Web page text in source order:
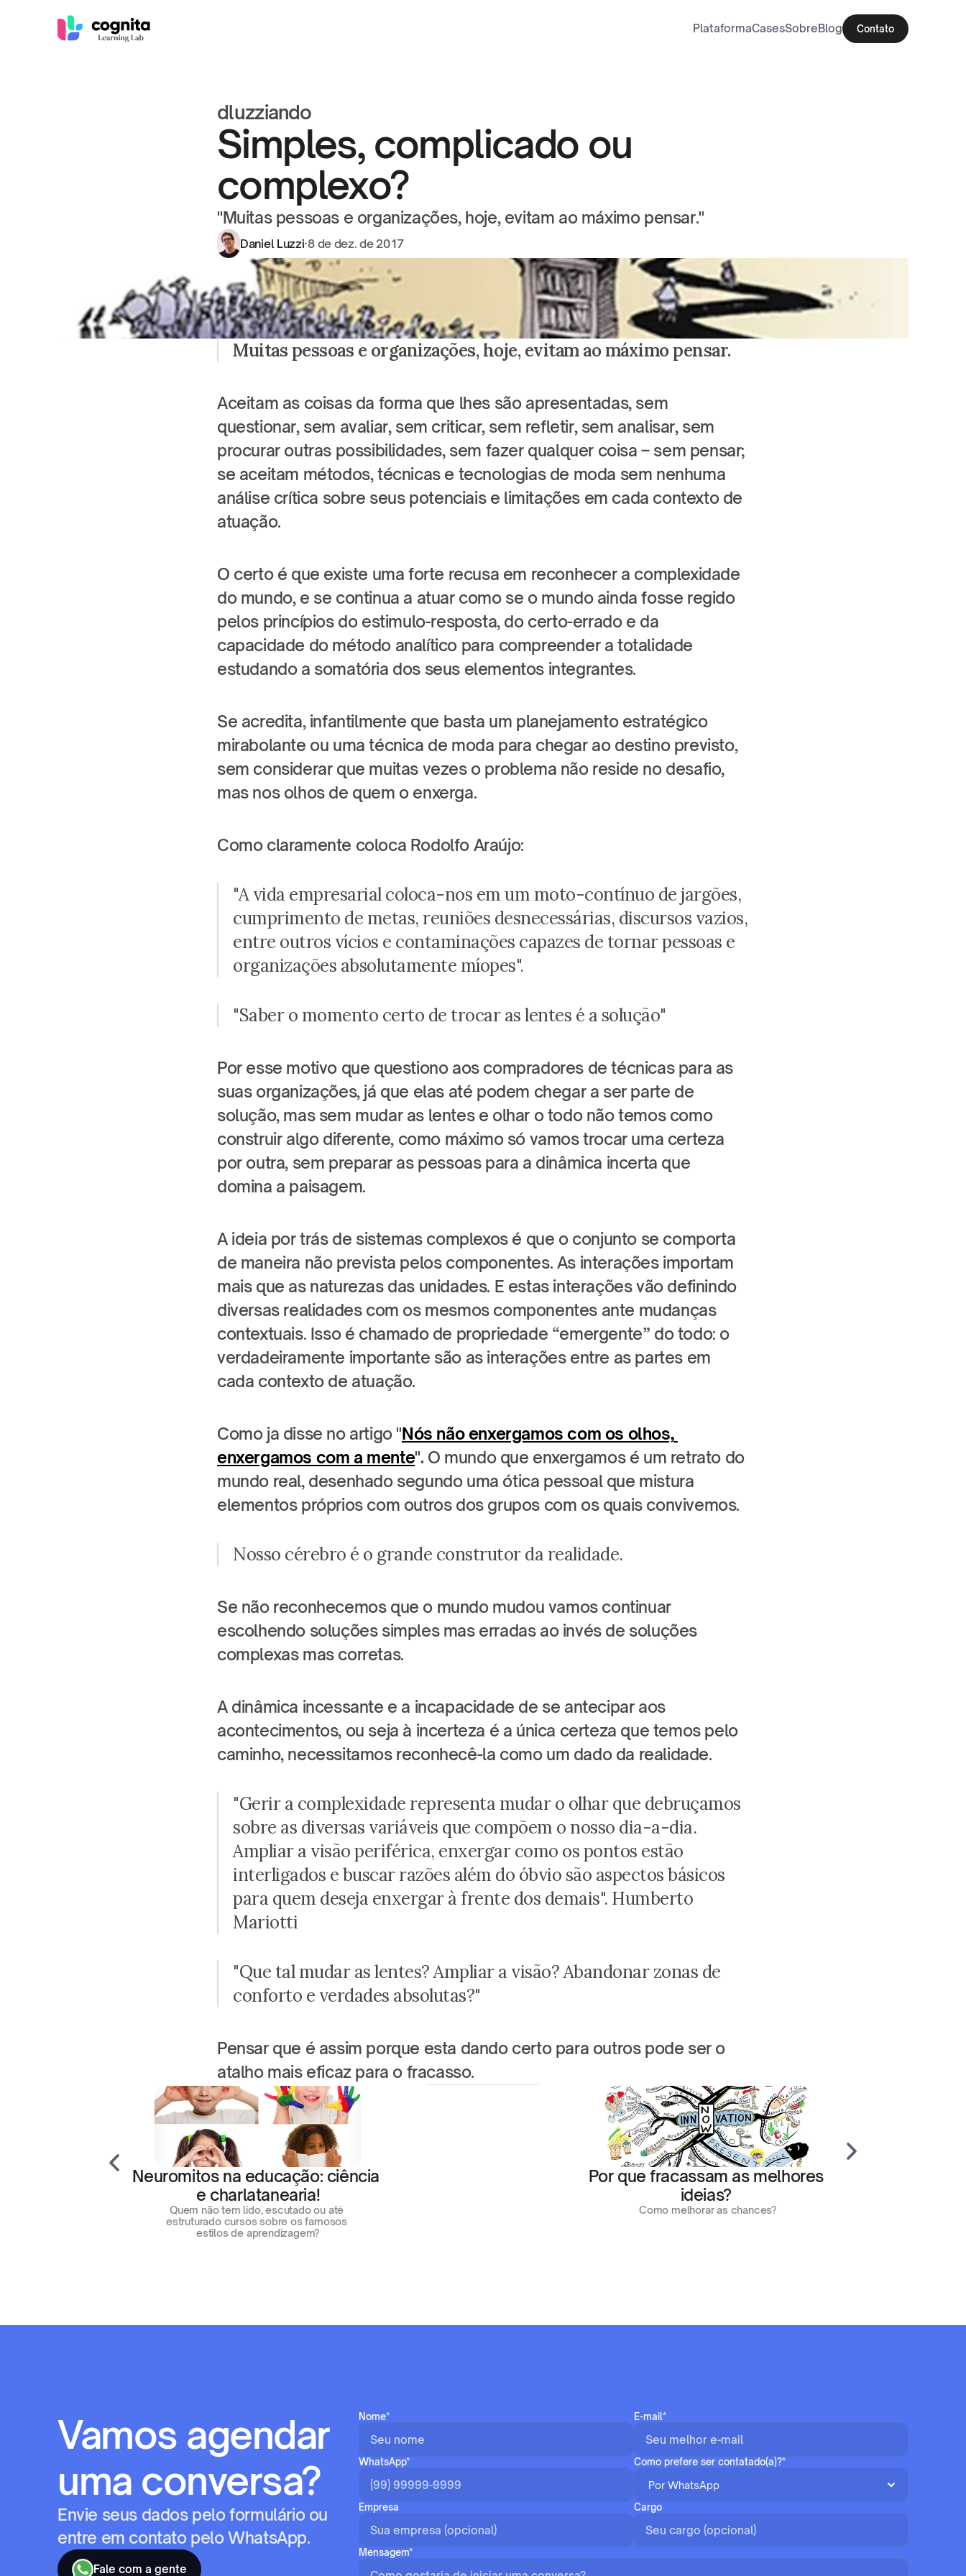
PlataformaCasesSobreBlog Contato
dluzziando
Simples, complicado ou
complexo?
"Muitas pessoas e organizações, hoje, evitam ao máximo pensar."
Daniel Luzzi·8 de dez. de 2017
Muitas pessoas e organizações, hoje, evitam ao máximo pensar.
Aceitam as coisas da forma que lhes são apresentadas, sem
questionar, sem avaliar, sem criticar, sem refletir, sem analisar, sem
procurar outras possibilidades, sem fazer qualquer coisa – sem pensar;
se aceitam métodos, técnicas e tecnologias de moda sem nenhuma
análise crítica sobre seus potenciais e limitações em cada contexto de
atuação.
O certo é que existe uma forte recusa em reconhecer a complexidade
do mundo, e se continua a atuar como se o mundo ainda fosse regido
pelos princípios do estimulo-resposta, do certo-errado e da
capacidade do método analítico para compreender a totalidade
estudando a somatória dos seus elementos integrantes.
Se acredita, infantilmente que basta um planejamento estratégico
mirabolante ou uma técnica de moda para chegar ao destino previsto,
sem considerar que muitas vezes o problema não reside no desafio,
mas nos olhos de quem o enxerga.
Como claramente coloca Rodolfo Araújo:
"A vida empresarial coloca-nos em um moto-contínuo de jargões,
cumprimento de metas, reuniões desnecessárias, discursos vazios,
entre outros vícios e contaminações capazes de tornar pessoas e
organizações absolutamente míopes".
"Saber o momento certo de trocar as lentes é a solução"
Por esse motivo que questiono aos compradores de técnicas para as
suas organizações, já que elas até podem chegar a ser parte de
solução, mas sem mudar as lentes e olhar o todo não temos como
construir algo diferente, como máximo só vamos trocar uma certeza
por outra, sem preparar as pessoas para a dinâmica incerta que
domina a paisagem.
A ideia por trás de sistemas complexos é que o conjunto se comporta
de maneira não prevista pelos componentes. As interações importam
mais que as naturezas das unidades. E estas interações vão definindo
diversas realidades com os mesmos componentes ante mudanças
contextuais. Isso é chamado de propriedade “emergente” do todo: o
verdadeiramente importante são as interações entre as partes em
cada contexto de atuação.
Como ja disse no artigo "Nós não enxergamos com os olhos,
enxergamos com a mente". O mundo que enxergamos é um retrato do
mundo real, desenhado segundo uma ótica pessoal que mistura
elementos próprios com outros dos grupos com os quais convivemos.
Nosso cérebro é o grande construtor da realidade.
Se não reconhecemos que o mundo mudou vamos continuar
escolhendo soluções simples mas erradas ao invés de soluções
complexas mas corretas.
A dinâmica incessante e a incapacidade de se antecipar aos
acontecimentos, ou seja à incerteza é a única certeza que temos pelo
caminho, necessitamos reconhecê-la como um dado da realidade.
"Gerir a complexidade representa mudar o olhar que debruçamos
sobre as diversas variáveis que compõem o nosso dia-a-dia.
Ampliar a visão periférica, enxergar como os pontos estão
interligados e buscar razões além do óbvio são aspectos básicos
para quem deseja enxergar à frente dos demais". Humberto
Mariotti
"Que tal mudar as lentes? Ampliar a visão? Abandonar zonas de
conforto e verdades absolutas?"
Pensar que é assim porque esta dando certo para outros pode ser o
atalho mais eficaz para o fracasso.
Neuromitos na educação: ciência
e charlatanearia!
Quem não tem lido, escutado ou até
estruturado cursos sobre os famosos
estilos de aprendizagem?
Por que fracassam as melhores
ideias?
Como melhorar as chances?
Vamos agendar
uma conversa?
Envie seus dados pelo formulário ou
entre em contato pelo WhatsApp.
Fale com a gente
Nome* E-mail*
WhatsApp* Como prefere ser contatado(a)?*
Empresa Cargo
Mensagem*